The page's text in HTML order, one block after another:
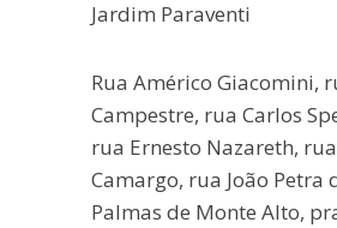
Jardim Paraventi
Rua Américo Giacomini,
Campestre, rua Carlos
rua Ernesto Nazareth,
Camargo, rua João
Palmas de Monte Alto,